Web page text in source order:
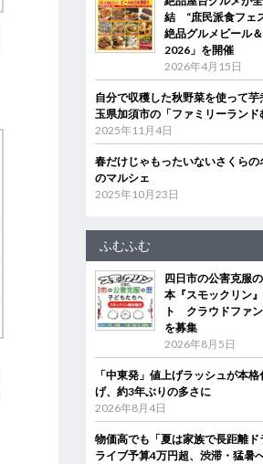
結 “庶民派食フェ
絶品グルメビール
2026」を開催
2026年4月15日
自分で収穫した秋野菜を使って
玉県加須市の「ファミリーランド
2025年11月4日
春だけじゃもったいないさくら
のマルシェ
2025年10月23日
ふむふむ
四日市の公害克服
本『スモックリン
ト クラウドファ
を募集
2026年8月5日
「中東発」値上げラッシュが本
げ、約3年ぶりの多さに
2026年8月4日
物価高でも「夏は家族で長距離
ライブ予算4万円超、渋滞・猛暑